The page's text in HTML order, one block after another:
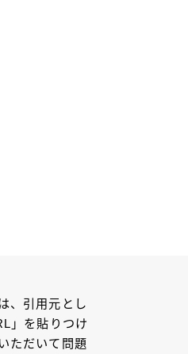
、引用元とし
」を貼りつけ
ただいて問題